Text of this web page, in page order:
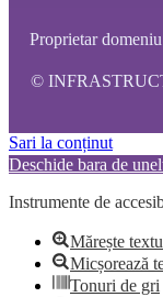
Proprietar
©
Sari la conținut
Deschide bara de
Instrumente de
Mărește
Micșorează
Tonuri de gri